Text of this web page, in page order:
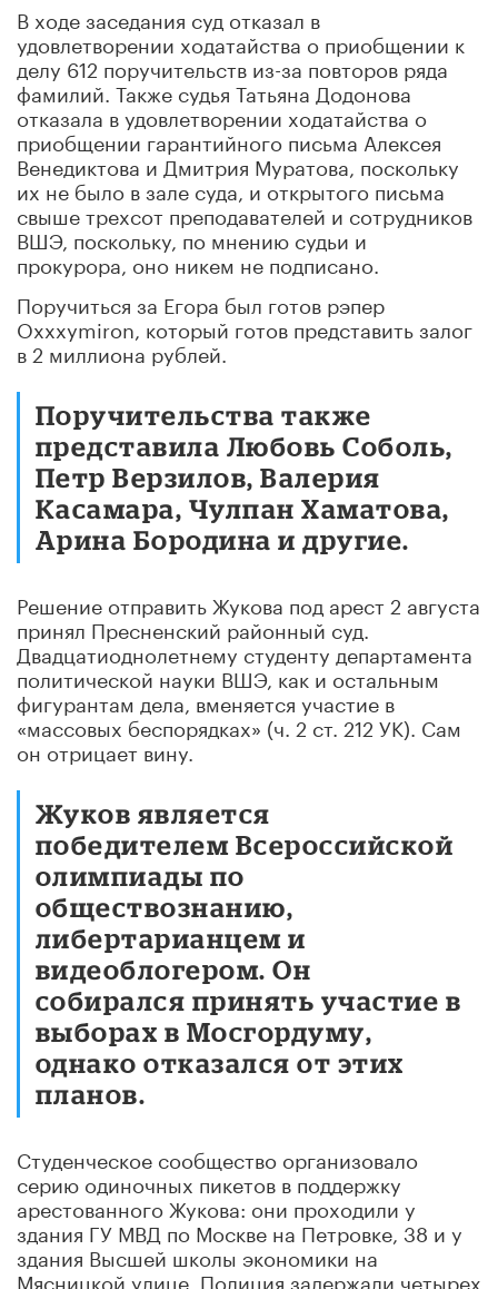
В ходе заседания суд отказал в
удовлетворении ходатайства о приобщении к
делу 612 поручительств из-за повторов ряда
фамилий. Также судья Татьяна Додонова
отказала в удовлетворении ходатайства о
приобщении гарантийного письма Алексея
Венедиктова и Дмитрия Муратова, поскольку
их не было в зале суда, и открытого письма
свыше трехсот преподавателей и сотрудников
ВШЭ, поскольку, по мнению судьи и
прокурора, оно никем не подписано.
Поручиться за Егора был готов рэпер
Oxxxymiron, который готов представить залог
в 2 миллиона рублей.
Поручительства также
представила Любовь Соболь,
Петр Верзилов, Валерия
Касамара, Чулпан Хаматова,
Арина Бородина и другие.
Решение отправить Жукова под арест 2 августа
принял Пресненский районный суд.
Двадцатиоднолетнему студенту департамента
политической науки ВШЭ, как и остальным
фигурантам дела, вменяется участие в
«массовых беспорядках» (ч. 2 ст. 212 УК). Сам
он отрицает вину.
Жуков является
победителем Всероссийской
олимпиады по
обществознанию,
либертарианцем и
видеоблогером. Он
собирался принять участие в
выборах в Мосгордуму,
однако отказался от этих
планов.
Студенческое сообщество организовало
серию одиночных пикетов в поддержку
арестованного Жукова: они проходили у
здания ГУ МВД по Москве на Петровке, 38 и у
здания Высшей школы экономики на
Мясницкой улице. Полиция задержали четырех